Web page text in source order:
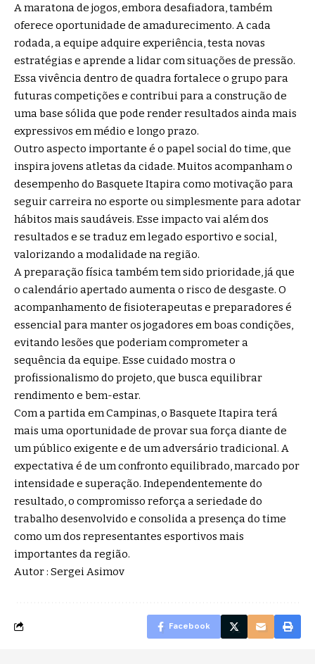
A maratona de jogos, embora desafiadora, também
oferece oportunidade de amadurecimento. A cada
rodada, a equipe adquire experiência, testa novas
estratégias e aprende a lidar com situações de pressão.
Essa vivência dentro de quadra fortalece o grupo para
futuras competições e contribui para a construção de
uma base sólida que pode render resultados ainda mais
expressivos em médio e longo prazo.
Outro aspecto importante é o papel social do time, que
inspira jovens atletas da cidade. Muitos acompanham o
desempenho do Basquete Itapira como motivação para
seguir carreira no esporte ou simplesmente para adotar
hábitos mais saudáveis. Esse impacto vai além dos
resultados e se traduz em legado esportivo e social,
valorizando a modalidade na região.
A preparação física também tem sido prioridade, já que
o calendário apertado aumenta o risco de desgaste. O
acompanhamento de fisioterapeutas e preparadores é
essencial para manter os jogadores em boas condições,
evitando lesões que poderiam comprometer a
sequência da equipe. Esse cuidado mostra o
profissionalismo do projeto, que busca equilibrar
rendimento e bem-estar.
Com a partida em Campinas, o Basquete Itapira terá
mais uma oportunidade de provar sua força diante de
um público exigente e de um adversário tradicional. A
expectativa é de um confronto equilibrado, marcado por
intensidade e superação. Independentemente do
resultado, o compromisso reforça a seriedade do
trabalho desenvolvido e consolida a presença do time
como um dos representantes esportivos mais
importantes da região.
Autor : Sergei Asimov
Facebook